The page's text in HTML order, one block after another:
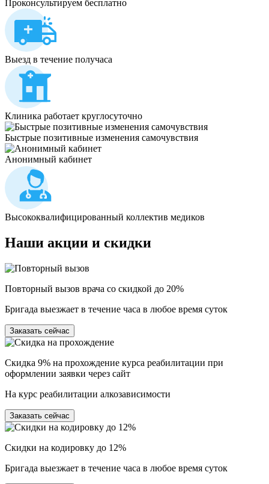
Проконсультируем бесплатно
Выезд в течение получаса
Клиника работает круглосуточно
Быстрые позитивные изменения самочувствия
Анонимный кабинет
Высококвалифицированный коллектив медиков
Наши акции и скидки
Повторный вызов врача со скидкой до 20%
Бригада выезжает в течение часа в любое время суток
Заказать сейчас
Скидка 9% на прохождение курса реабилитации при
оформлении заявки через сайт
На курс реабилитации алкозависимости
Заказать сейчас
Скидки на кодировку до 12%
Бригада выезжает в течение часа в любое время суток